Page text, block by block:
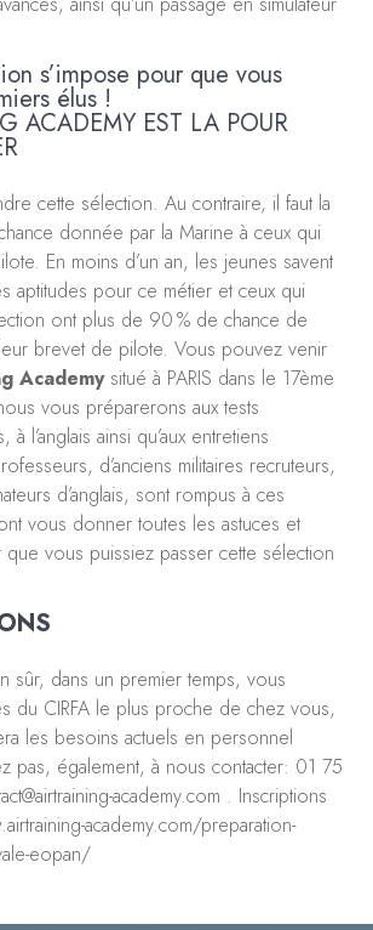
s’impose pour que vous
élus !
ACADEMY EST LA POUR
cette sélection. Au contraire, il faut la
donnée par la Marine à ceux qui
En moins d’un an, les jeunes savent
aptitudes pour ce métier et ceux qui
ont plus de 90 % de chance de
brevet de pilote. Vous pouvez venir
Academysitué à PARIS dans le 17ème
vous préparerons aux tests
l’anglais ainsi qu’aux entretiens
d’anciens militaires recruteurs,
d’anglais, sont rompus à ces
vous donner toutes les astuces et
vous puissiez passer cette sélection
sûr, dans un premier temps, vous
du CIRFA le plus proche de chez vous,
les besoins actuels en personnel
pas, également, à nous contacter: 01 75
academy.com . Inscriptions
academy.com/preparation-
eopan/